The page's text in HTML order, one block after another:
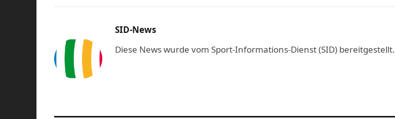
SID-News
Diese News wurde vom Sport-Informations-Dienst (SID) bereitgestellt.